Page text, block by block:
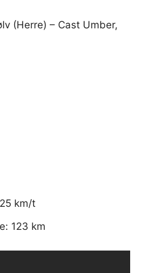
(Herre) – Cast Umber,
km/t
123 km